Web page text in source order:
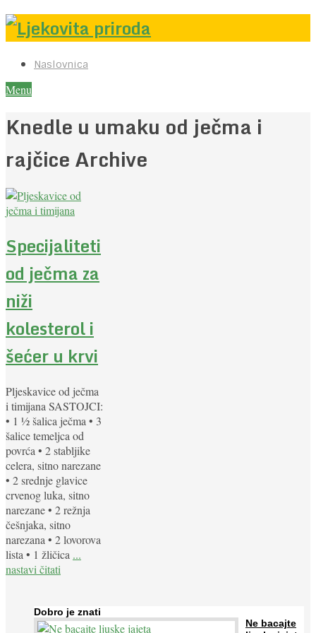
Naslovnica
Menu
Knedle u umaku od ječma i
rajčice Archive
Specijaliteti
od ječma za
niži
kolesterol i
šećer u krvi
Pljeskavice od ječma
i timijana SASTOJCI:
• 1 ½ šalica ječma • 3
šalice temeljca od
povrća • 2 stabljike
celera, sitno narezane
• 2 srednje glavice
crvenog luka, sitno
narezane • 2 režnja
češnjaka, sitno
narezana • 2 lovorova
lista • 1 žličica ...
nastavi čitati
Dobro je znati
Ne bacajte